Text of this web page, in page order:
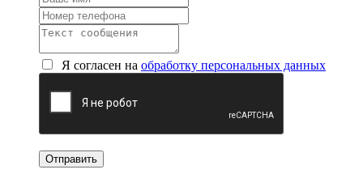
Я согласен на обработку персональных данных